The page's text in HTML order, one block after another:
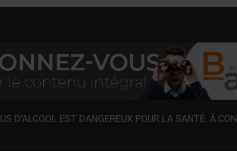
D’ALCOOL EST DANGEREUX POUR LA SANTÉ. À